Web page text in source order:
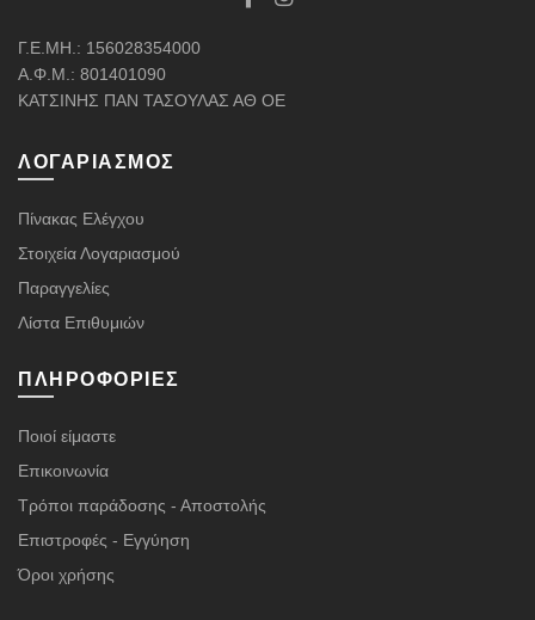
Γ.Ε.ΜΗ.: 156028354000
Α.Φ.Μ.: 801401090
ΚΑΤΣΙΝΗΣ ΠΑΝ ΤΑΣΟΥΛΑΣ ΑΘ ΟΕ
ΛΟΓΑΡΙΑΣΜΌΣ
Πίνακας Ελέγχου
Στοιχεία Λογαριασμού
Παραγγελίες
Λίστα Επιθυμιών
ΠΛΗΡΟΦΟΡΊΕΣ
Ποιοί είμαστε
Επικοινωνία
Τρόποι παράδοσης - Αποστολής
Επιστροφές - Εγγύηση
Όροι χρήσης